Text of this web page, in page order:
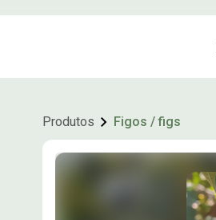
Produtos Figos / figs